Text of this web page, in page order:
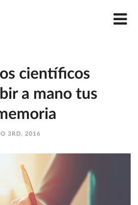
científicos
a mano tus
3RD, 2016